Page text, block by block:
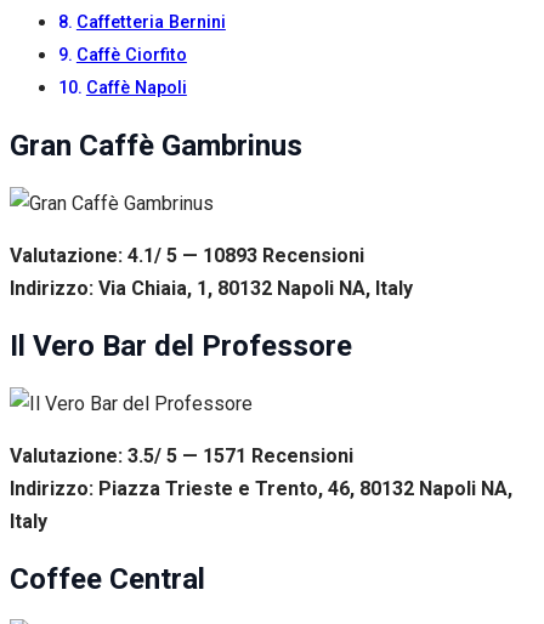
Caffetteria Bernini
Caffè Ciorfito
Caffè Napoli
Gran Caffè Gambrinus
Valutazione: 4.1/ 5 — 10893 Recensioni
Indirizzo: Via Chiaia, 1, 80132 Napoli NA, Italy
Il Vero Bar del Professore
Valutazione: 3.5/ 5 — 1571 Recensioni
Indirizzo: Piazza Trieste e Trento, 46, 80132 Napoli NA,
Italy
Coffee Central